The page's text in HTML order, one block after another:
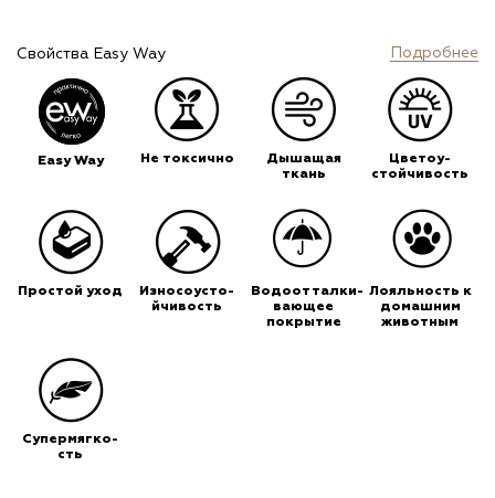
Свойства Easy Way Подробнее
Easy Way Не токсично
Дышащая
ткань
Цветоу-
стойчивость
Простой уход
Износоусто-
йчивость
Водоотталки-
вающее
покрытие
Лояльность к
домашним
животным
Супермягко-
сть